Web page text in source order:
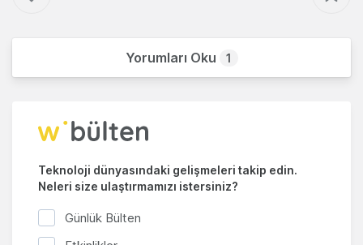
Yorumları Oku 1
Teknoloji dünyasındaki gelişmeleri takip edin.
Neleri size ulaştırmamızı istersiniz?
Günlük Bülten